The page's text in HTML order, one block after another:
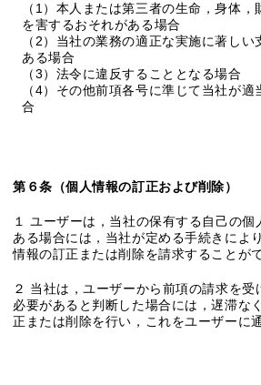
（1）本人または第三者の生命，身体
を害するおそれがある場合
（2）当社の業務の適正な実施に著し
ある場合
（3）法令に違反することとなる場合
（4）その他前項各号に準じて当社が
合
第６条（個人情報の訂正および削除）
１ ユーザーは，当社の保有する自己の
ある場合には，当社が定める手続きによ
情報の訂正または削除を請求することが
２ 当社は，ユーザーから前項の請求を受
必要があると判断した場合には，遅滞な
正または削除を行い，これをユーザーに